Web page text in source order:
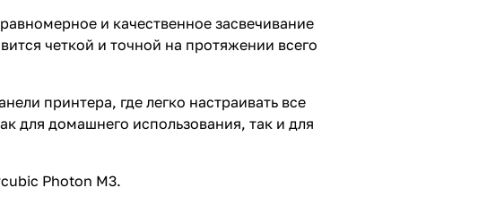
и качественное засвечивание
четкой и точной на протяжении всего
принтера, где легко настраивать все
для домашнего использования, так и для
Photon M3.